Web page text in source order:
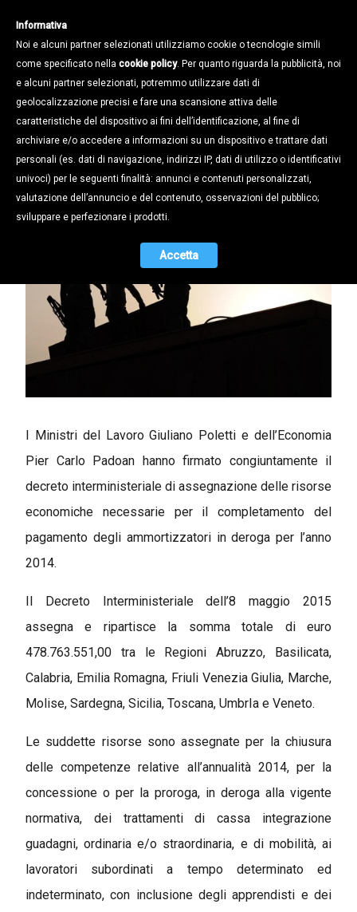
Cassa in deroga: sbloccate le risorse
per il 2014
14.05.2015
I Ministri del Lavoro Giuliano Poletti e dell’Economia
Pier Carlo Padoan hanno firmato congiuntamente il
decreto interministeriale di assegnazione delle risorse
economiche necessarie per il completamento del
pagamento degli ammortizzatori in deroga per l’anno
2014.
Il Decreto Interministeriale dell’8 maggio 2015
assegna e ripartisce la somma totale di euro
478.763.551,00 tra le Regioni Abruzzo, Basilicata,
Calabria, Emilia Romagna, Friuli Venezia Giulia, Marche,
Molise, Sardegna, Sicilia, Toscana, UmbrIa e Veneto.
Le suddette risorse sono assegnate per la chiusura
delle competenze relative all’annualità 2014, per la
concessione o per la proroga, in deroga alla vigente
normativa, dei trattamenti di cassa integrazione
guadagni, ordinaria e/o straordinaria, e di mobilità, ai
lavoratori subordinati a tempo determinato ed
indeterminato, con inclusione degli apprendisti e dei
Informativa
Noi e alcuni partner selezionati utilizziamo cookie o tecnologie simili
come specificato nella cookie policy. Per quanto riguarda la pubblicità, noi
e alcuni partner selezionati, potremmo utilizzare dati di
geolocalizzazione precisi e fare una scansione attiva delle
caratteristiche del dispositivo ai fini dell’identificazione, al fine di
archiviare e/o accedere a informazioni su un dispositivo e trattare dati
personali (es. dati di navigazione, indirizzi IP, dati di utilizzo o identificativi
univoci) per le seguenti finalità: annunci e contenuti personalizzati,
valutazione dell’annuncio e del contenuto, osservazioni del pubblico;
sviluppare e perfezionare i prodotti.
Accetta